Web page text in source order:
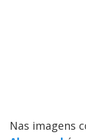
Nas imagens